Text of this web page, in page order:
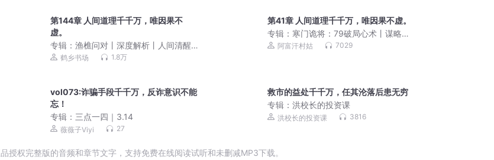
第144章 人间道理千千万，唯因果不
虚。
专辑：渔樵问对丨深度解析丨人间清醒
人生智慧 曾仕强
鹤乡书场 1.8万
第41章 人间道理千千万，唯因果不虚。
专辑： 寒门诡将：79破局心术丨谋略计
谋丨丨人文心理
阿富汗村姑 7029
vol073:诈骗手段千千万，反诈意识不能
忘！
专辑： 三点一四｜3.14
薇薇子Viyi 27
救市的益处千千万，任其沦落后患无穷
专辑：洪校长的投资课
洪校长的投资课 3816
权完整版的音频和章节文字，支持免费在线阅读试听和未删减MP3下载。